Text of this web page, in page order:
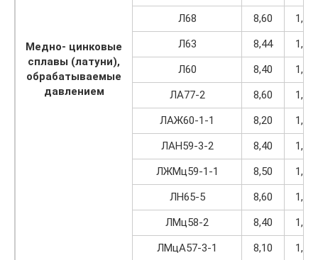
Медно- цинковые
сплавы (латуни),
обрабатываемые
давлением
Л68
8,60
1,09
Л63
8,44
1,07
Л60
8,40
1,07
ЛА77-2
8,60
1,09
ЛАЖ60-1-1
8,20
1,04
ЛАН59-3-2
8,40
1,07
ЛЖМц59-1-1
8,50
1,08
ЛН65-5
8,60
1,09
ЛМц58-2
8,40
1,07
ЛМцА57-3-1
8,10 1,03